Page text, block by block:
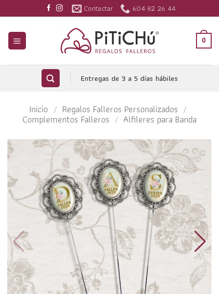
al
contenido
Contactar 604 82 26 44
0
Entregas de 3 a 5 días hábiles
Inicio / Regalos Falleros Personalizados /
Complementos Falleros / Alfileres para Banda